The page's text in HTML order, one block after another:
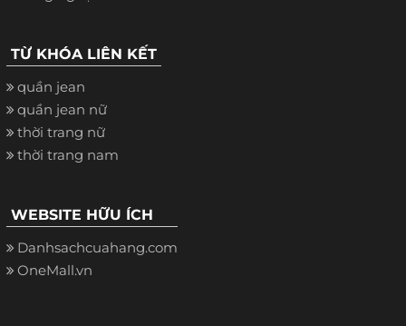
TỪ KHÓA LIÊN KẾT
quần jean
quần jean nữ
thời trang nữ
thời trang nam
WEBSITE HỮU ÍCH
Danhsachcuahang.com
OneMall.vn